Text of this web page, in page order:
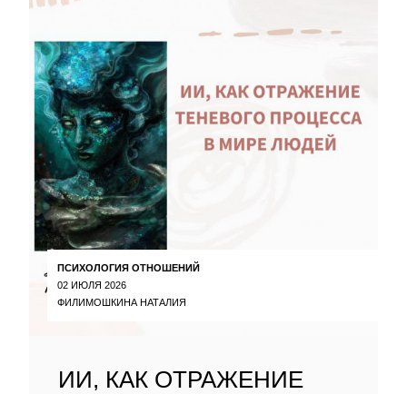
ПСИХОЛОГИЯ ОТНОШЕНИЙ
02 ИЮЛЯ 2026
ФИЛИМОШКИНА НАТАЛИЯ
ИИ, КАК ОТРАЖЕНИЕ